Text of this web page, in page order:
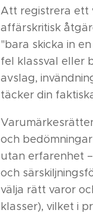
Att registrera ett
affärskritisk
"bara skicka in
fel klassval eller
avslag,
täcker din
och
utan erfarenhet
och
välja rätt varor
klasser), vilket i